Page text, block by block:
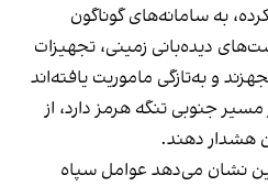
به سامانه‌های گوناگون
دیده‌بانی زمینی، تجهیزات
و به‌تازگی ماموریت یافته‌اند
جنوبی تنگه هرمز دارد، از
هشدار دهند.
نشان می‌دهد عوامل سپاه